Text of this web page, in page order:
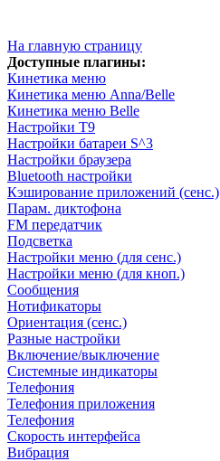
На главную страницу
Доступные плагины:
Кинетика меню
Кинетика меню Anna/Belle
Кинетика меню Belle
Настройки T9
Настройки батареи S^3
Настройки браузера
Bluetooth настройки
Кэширование приложений (сенс.)
Парам. диктофона
FM передатчик
Подсветка
Настройки меню (для сенс.)
Настройки меню (для кноп.)
Сообщения
Нотификаторы
Ориентация (сенс.)
Разные настройки
Включение/выключение
Системные индикаторы
Телефония
Телефония приложения
Телефония
Скорость интерфейса
Вибрация